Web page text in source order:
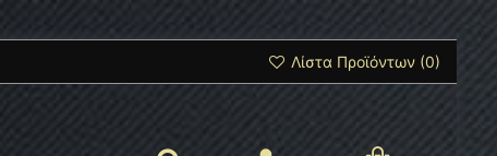
Λίστα Προϊόντων (0)